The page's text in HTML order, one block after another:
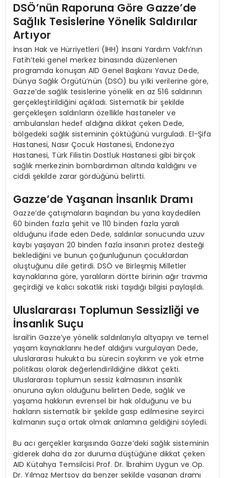
DSÖ’nün Raporuna Göre Gazze’de
Sağlık Tesislerine Yönelik Saldırılar
Artıyor
İnsan Hak ve Hürriyetleri (İHH) İnsani Yardım Vakfı’nın
Fatih’teki genel merkez binasında düzenlenen
programda konuşan AID Genel Başkanı Yavuz Dede,
Dünya Sağlık Örgütü’nün (DSÖ) bu yılki verilerine göre,
Gazze’de sağlık tesislerine yönelik en az 516 saldırının
gerçekleştirildiğini açıkladı. Sistematik bir şekilde
gerçekleşen saldırıların özellikle hastaneler ve
ambulansları hedef aldığına dikkat çeken Dede,
bölgedeki sağlık sisteminin çöktüğünü vurguladı. El-Şifa
Hastanesi, Nasır Çocuk Hastanesi, Endonezya
Hastanesi, Türk Filistin Dostluk Hastanesi gibi birçok
sağlık merkezinin bombardıman altında kaldığını ve
ciddi şekilde zarar gördüğünü belirtti.
Gazze’de Yaşanan İnsanlık Dramı
Gazze’de çatışmaların başından bu yana kaydedilen
60 binden fazla şehit ve 110 binden fazla yaralı
olduğunu ifade eden Dede, saldırılar sonucunda uzuv
kaybı yaşayan 20 binden fazla insanın protez desteği
beklediğini ve bunun çoğunluğunun çocuklardan
oluştuğunu dile getirdi. DSÖ ve Birleşmiş Milletler
kaynaklarına göre, yaralıların dörtte birinin ağır travma
geçirdiği ve kalıcı sakatlık riski taşıdığı bilgisi paylaşıldı.
Uluslararası Toplumun Sessizliği ve
İnsanlık Suçu
İsrail’in Gazze’ye yönelik saldırılarıyla altyapıyı ve temel
yaşam kaynaklarını hedef aldığını vurgulayan Dede,
uluslararası hukukta bu sürecin soykırım ve yok etme
politikası olarak değerlendirildiğine dikkat çekti.
Uluslararası toplumun sessiz kalmasının insanlık
onuruna aykırı olduğunu belirten Dede, sağlık ve
yaşama hakkının evrensel bir hak olduğunu ve bu
hakların sistematik bir şekilde gasp edilmesine seyirci
kalmanın suça ortak olmak anlamına geldiğini söyledi.
Bu acı gerçekler karşısında Gazze’deki sağlık sisteminin
giderek daha da zor duruma düştüğüne dikkat çeken
AID Kütahya Temsilcisi Prof. Dr. İbrahim Uygun ve Op.
Dr. Yılmaz Mertsoy da benzer şekilde yaşanan dramı